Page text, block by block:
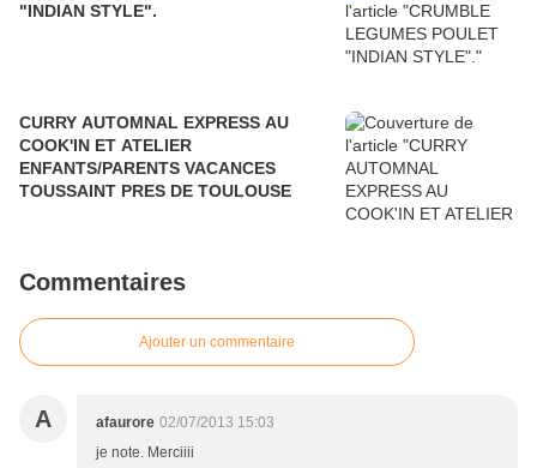
"INDIAN STYLE".
CURRY AUTOMNAL EXPRESS AU
COOK'IN ET ATELIER
ENFANTS/PARENTS VACANCES
TOUSSAINT PRES DE TOULOUSE
Commentaires
Ajouter un commentaire
A afaurore 02/07/2013 15:03
je note. Merciiii